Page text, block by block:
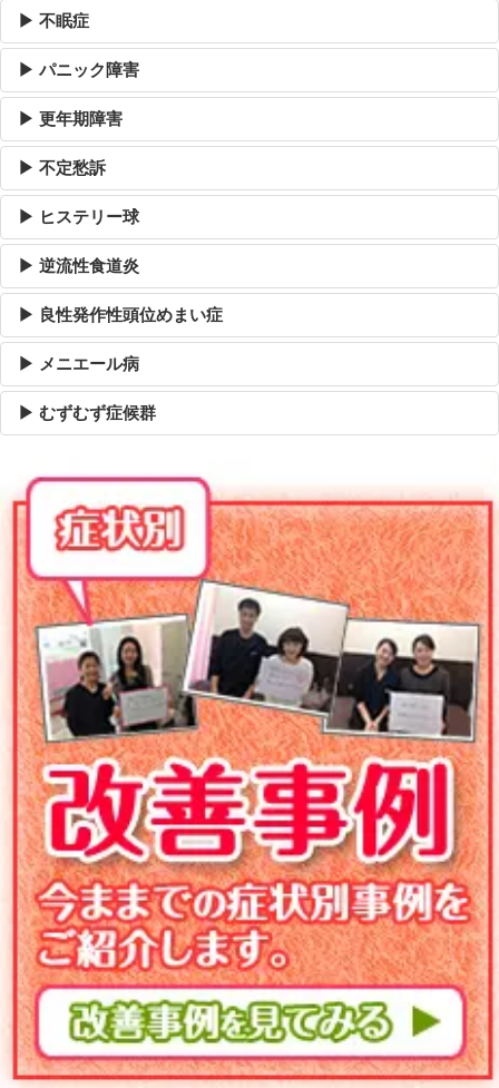
▶ 不眠症
▶ パニック障害
▶ 更年期障害
▶ 不定愁訴
▶ ヒステリー球
▶ 逆流性食道炎
▶ 良性発作性頭位めまい症
▶ メニエール病
▶ むずむず症候群